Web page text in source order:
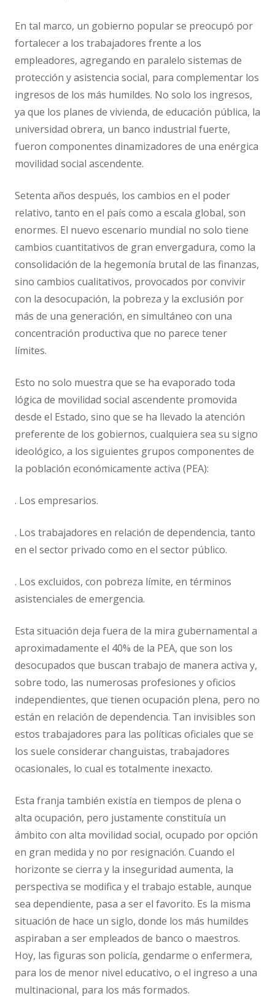
En tal marco, un gobierno popular se preocupó por
fortalecer a los trabajadores frente a los
empleadores, agregando en paralelo sistemas de
protección y asistencia social, para complementar los
ingresos de los más humildes. No solo los ingresos,
ya que los planes de vivienda, de educación pública, la
universidad obrera, un banco industrial fuerte,
fueron componentes dinamizadores de una enérgica
movilidad social ascendente.
Setenta años después, los cambios en el poder
relativo, tanto en el país como a escala global, son
enormes. El nuevo escenario mundial no solo tiene
cambios cuantitativos de gran envergadura, como la
consolidación de la hegemonía brutal de las finanzas,
sino cambios cualitativos, provocados por convivir
con la desocupación, la pobreza y la exclusión por
más de una generación, en simultáneo con una
concentración productiva que no parece tener
límites.
Esto no solo muestra que se ha evaporado toda
lógica de movilidad social ascendente promovida
desde el Estado, sino que se ha llevado la atención
preferente de los gobiernos, cualquiera sea su signo
ideológico, a los siguientes grupos componentes de
la población económicamente activa (PEA):
. Los empresarios.
. Los trabajadores en relación de dependencia, tanto
en el sector privado como en el sector público.
. Los excluidos, con pobreza límite, en términos
asistenciales de emergencia.
Esta situación deja fuera de la mira gubernamental a
aproximadamente el 40% de la PEA, que son los
desocupados que buscan trabajo de manera activa y,
sobre todo, las numerosas profesiones y oficios
independientes, que tienen ocupación plena, pero no
están en relación de dependencia. Tan invisibles son
estos trabajadores para las políticas oficiales que se
los suele considerar changuistas, trabajadores
ocasionales, lo cual es totalmente inexacto.
Esta franja también existía en tiempos de plena o
alta ocupación, pero justamente constituía un
ámbito con alta movilidad social, ocupado por opción
en gran medida y no por resignación. Cuando el
horizonte se cierra y la inseguridad aumenta, la
perspectiva se modifica y el trabajo estable, aunque
sea dependiente, pasa a ser el favorito. Es la misma
situación de hace un siglo, donde los más humildes
aspiraban a ser empleados de banco o maestros.
Hoy, las figuras son policía, gendarme o enfermera,
para los de menor nivel educativo, o el ingreso a una
multinacional, para los más formados.